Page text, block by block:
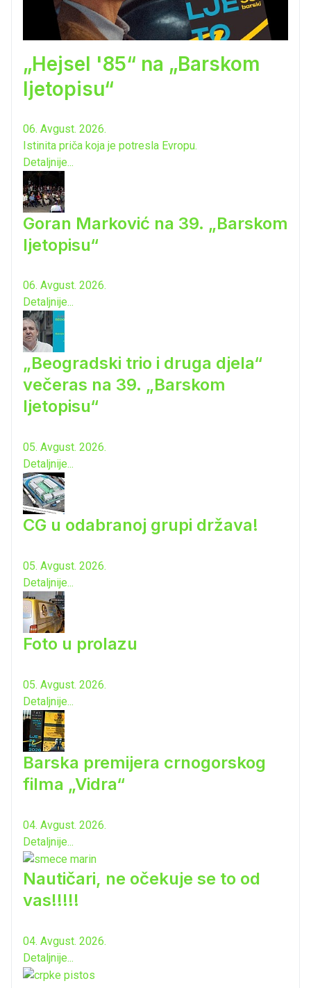
„Hejsel '85“ na „Barskom
ljetopisu“
06. Avgust. 2026.
Istinita priča koja je potresla Evropu.
Detaljnije...
Goran Marković na 39. „Barskom
ljetopisu“
06. Avgust. 2026.
Detaljnije...
„Beogradski trio i druga djela“
večeras na 39. „Barskom
ljetopisu“
05. Avgust. 2026.
Detaljnije...
CG u odabranoj grupi država!
05. Avgust. 2026.
Detaljnije...
Foto u prolazu
05. Avgust. 2026.
Detaljnije...
Barska premijera crnogorskog
filma „Vidra“
04. Avgust. 2026.
Detaljnije...
Nautičari, ne očekuje se to od
vas!!!!!
04. Avgust. 2026.
Detaljnije...